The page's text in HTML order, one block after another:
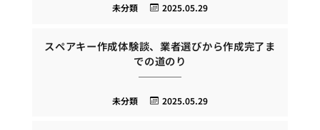
2025.05.29
未分類
スペアキー作成体験談、業者選びから作成完了ま
での道のり
2025.05.29
未分類